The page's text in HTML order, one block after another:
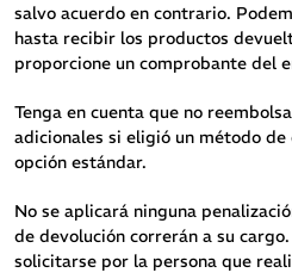
salvo acuerdo en contrario.
hasta recibir los productos
proporcione un comprobante del
Tenga en cuenta que no
adicionales si eligió un método
opción estándar.
No se aplicará ninguna
de devolución correrán a su
solicitarse por la persona que